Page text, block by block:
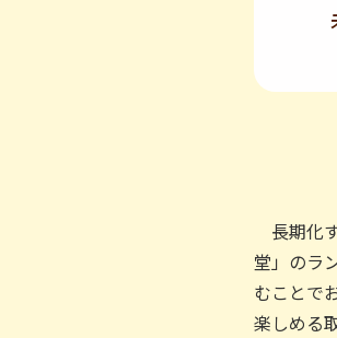
長期化
堂」のラ
むことで
楽しめる